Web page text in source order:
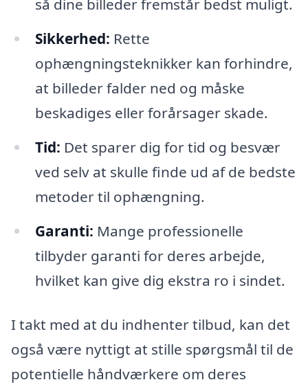
så dine billeder fremstår bedst muligt.
Sikkerhed: Rette
ophængningsteknikker kan forhindre,
at billeder falder ned og måske
beskadiges eller forårsager skade.
Tid: Det sparer dig for tid og besvær
ved selv at skulle finde ud af de bedste
metoder til ophængning.
Garanti: Mange professionelle
tilbyder garanti for deres arbejde,
hvilket kan give dig ekstra ro i sindet.
I takt med at du indhenter tilbud, kan det
også være nyttigt at stille spørgsmål til de
potentielle håndværkere om deres